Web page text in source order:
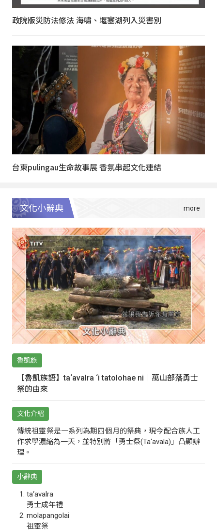
政院版災防法修法 海嘯、堰塞湖列入災害別
台東pulingau生命故事展 香氛串起文化連結
文化小辭典
魯凱族
【魯凱族語】ta‘avalra ‘i tatolohae ni｜萬山部落勇士
祭的由來
文化介紹
傳統祖靈祭是一系列為期四個月的祭典，現今配合族人工
作求學濃縮為一天，並特別將「勇士祭(Ta‘avala)」凸顯辦
理。
小辭典
ta‘avalra
勇士成年禮
molapangolai
祖靈祭